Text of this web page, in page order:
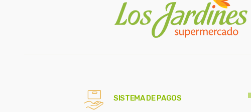
SISTEMA DE PAGOS